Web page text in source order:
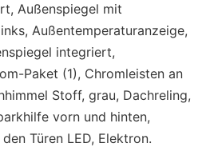
Außenspiegel mit
Außentemperaturanzeige,
integriert,
Paket (1), Chromleisten an
Stoff, grau, Dachreling,
vorn und hinten,
Türen LED, Elektron.